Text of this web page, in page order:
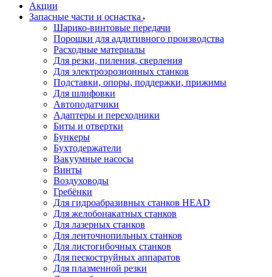
Акции
Запасные части и оснастка
Шарико-винтовые передачи
Порошки для аддитивного производства
Расходные материалы
Для резки, пиления, сверления
Для электроэрозионных станков
Подставки, опоры, поддержки, прижимы
Для шлифовки
Автоподатчики
Адаптеры и переходники
Биты и отвертки
Бункеры
Бухтодержатели
Вакуумные насосы
Винты
Воздуховоды
Гребёнки
Для гидроабразивных станков HEAD
Для желобонакатных станков
Для лазерных станков
Для ленточнопильных станков
Для листогибочных станков
Для пескоструйных аппаратов
Для плазменной резки